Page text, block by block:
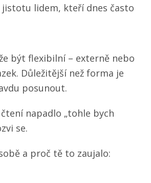
jistotu lidem, kteří dnes často
být flexibilní – externě nebo
Důležitější než forma je
posunout.
napadlo „tohle bych
se.
a proč tě to zaujalo: